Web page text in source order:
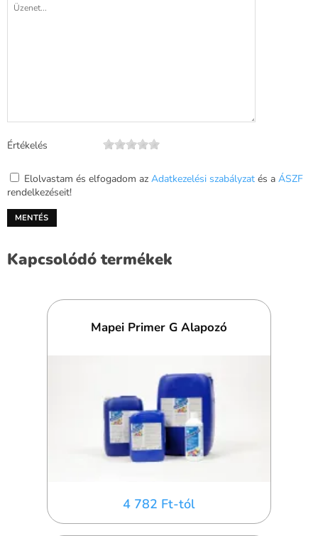
Értékelés
Elolvastam és elfogadom az Adatkezelési szabályzat és a ÁSZF
rendelkezéseit!
Kapcsolódó termékek
Mapei Primer G Alapozó
4 782 Ft-tól